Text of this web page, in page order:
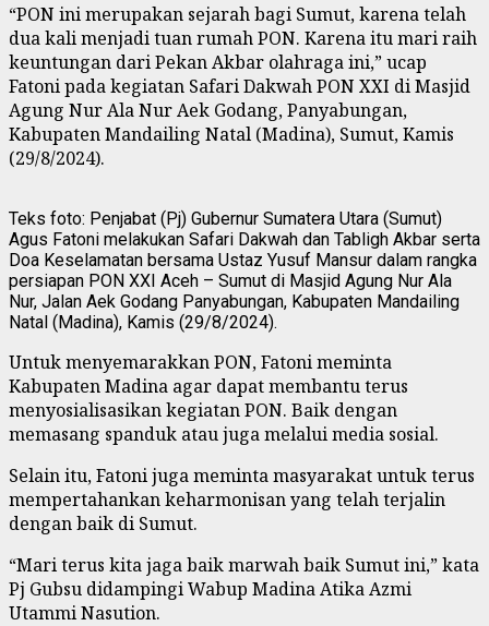
“PON ini merupakan sejarah bagi Sumut, karena telah
dua kali menjadi tuan rumah PON. Karena itu mari raih
keuntungan dari Pekan Akbar olahraga ini,” ucap
Fatoni pada kegiatan Safari Dakwah PON XXI di Masjid
Agung Nur Ala Nur Aek Godang, Panyabungan,
Kabupaten Mandailing Natal (Madina), Sumut, Kamis
(29/8/2024).
Teks foto: Penjabat (Pj) Gubernur Sumatera Utara (Sumut)
Agus Fatoni melakukan Safari Dakwah dan Tabligh Akbar serta
Doa Keselamatan bersama Ustaz Yusuf Mansur dalam rangka
persiapan PON XXI Aceh – Sumut di Masjid Agung Nur Ala
Nur, Jalan Aek Godang Panyabungan, Kabupaten Mandailing
Natal (Madina), Kamis (29/8/2024).
Untuk menyemarakkan PON, Fatoni meminta
Kabupaten Madina agar dapat membantu terus
menyosialisasikan kegiatan PON. Baik dengan
memasang spanduk atau juga melalui media sosial.
Selain itu, Fatoni juga meminta masyarakat untuk terus
mempertahankan keharmonisan yang telah terjalin
dengan baik di Sumut.
“Mari terus kita jaga baik marwah baik Sumut ini,” kata
Pj Gubsu didampingi Wabup Madina Atika Azmi
Utammi Nasution.